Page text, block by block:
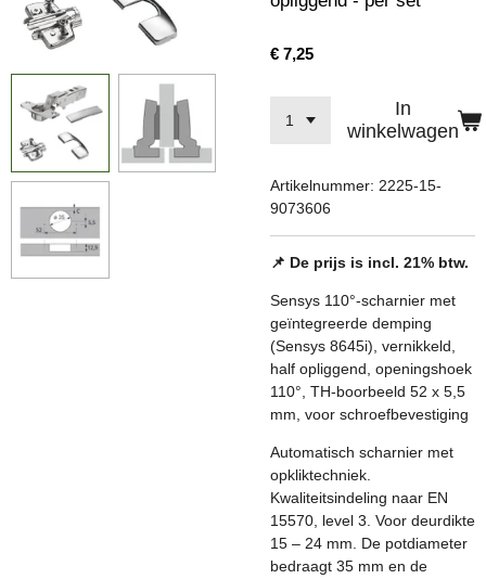
€ 7,25
In
winkelwagen
Artikelnummer: 2225-15-
9073606
📌 De prijs is incl. 21% btw.
Sensys 110°-scharnier met
geïntegreerde demping
(Sensys 8645i), vernikkeld,
half opliggend, openingshoek
110°, TH-boorbeeld 52 x 5,5
mm, voor schroefbevestiging
Automatisch scharnier met
opkliktechniek.
Kwaliteitsindeling naar EN
15570, level 3. Voor deurdikte
15 – 24 mm. De potdiameter
bedraagt 35 mm en de